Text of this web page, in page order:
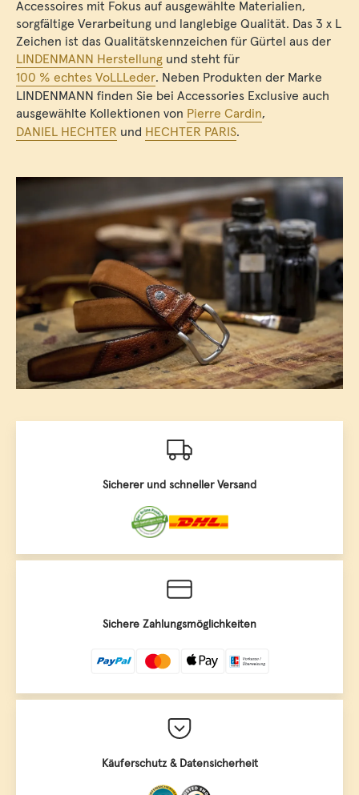
Accessoires mit Fokus auf ausgewählte Materialien,
sorgfältige Verarbeitung und langlebige Qualität. Das 3 x L
Zeichen ist das Qualitätskennzeichen für Gürtel aus der
LINDENMANN Herstellung und steht für
100 % echtes VoLLLeder. Neben Produkten der Marke
LINDENMANN finden Sie bei Accessories Exclusive auch
ausgewählte Kollektionen von Pierre Cardin,
DANIEL HECHTER und HECHTER PARIS.
Sicherer und schneller Versand
Sichere Zahlungsmöglichkeiten
Käuferschutz & Datensicherheit